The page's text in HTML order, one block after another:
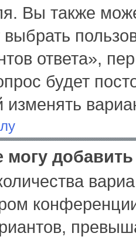
Вы также
выбрать
ответа»,
будет
изменять
могу